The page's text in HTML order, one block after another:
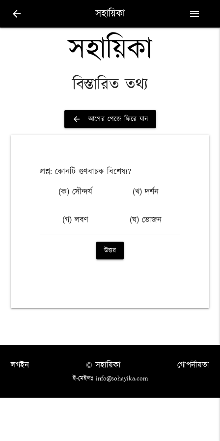
arrow_back সহায়িকা menu
সহায়িকা
বিস্তারিত তথ্য
arrow_back আগের পেজে ফিরে যান
প্রশ্ন: কোনটি গুণবাচক বিশেষ্য?
(ক) সৌন্দর্য
(খ) দর্শন
(গ) লবণ (ঘ) ভোজন
উত্তর
লগইন গোপনীয়তা
© সহায়িকা
ই-মেইলঃ info@sohayika.com